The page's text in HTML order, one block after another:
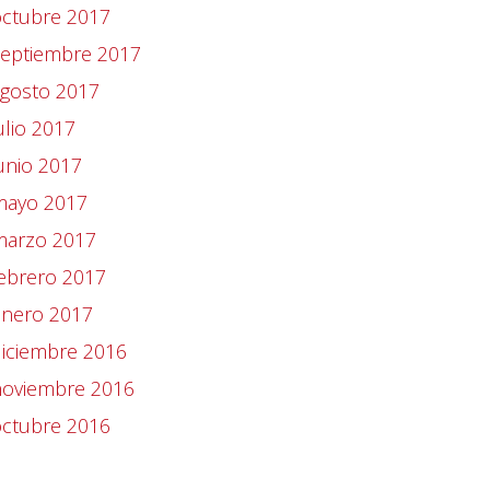
2017
2017
2017
2017
2017
2017
2017
2017
2017
2016
2016
2016